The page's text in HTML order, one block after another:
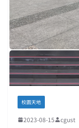
校園天地
2023-08-15 cgust